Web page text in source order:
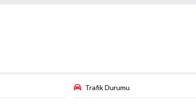
Trafik Durumu